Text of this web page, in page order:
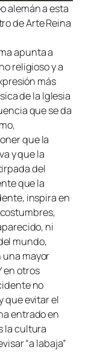
alemán a esta
de Arte Reina
apunta a
religioso y a
más
de la Iglesia
que se da
que la
y que la
del
que la
inspira en
ni
mundo,
una mayor
en otros
no
que evitar el
entrado en
la cultura
“a labaja”